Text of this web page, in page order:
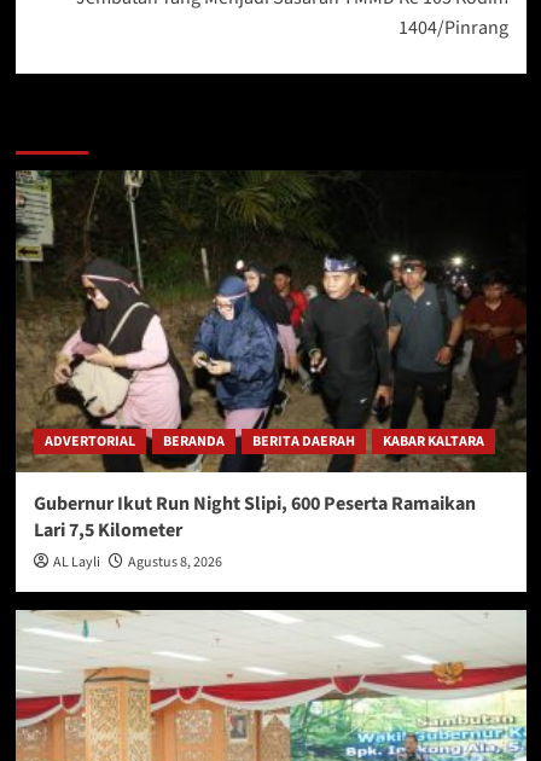
1404/Pinrang
ADVERTORIAL BERANDA BERITA DAERAH KABAR KALTARA
Gubernur Ikut Run Night Slipi, 600 Peserta Ramaikan
Lari 7,5 Kilometer
AL Layli Agustus 8, 2026